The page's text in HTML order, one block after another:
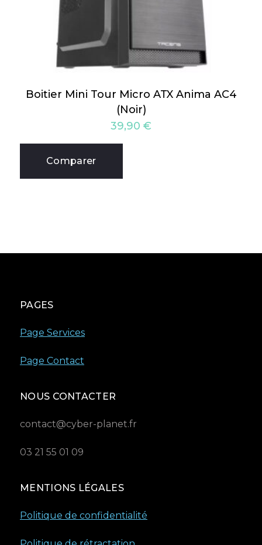
Boitier Mini Tour Micro ATX Anima AC4
(Noir)
39,90 €
Comparer
PAGES
Page Services
Page Contact
NOUS CONTACTER
contact@cyber-planet.fr
03 21 55 01 09
MENTIONS LÉGALES
Politique de confidentialité